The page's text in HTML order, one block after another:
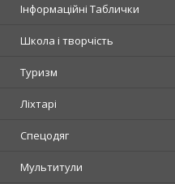
Інформаційні Таблички
Школа і творчість
Туризм
Ліхтарі
Спецодяг
Мультитули